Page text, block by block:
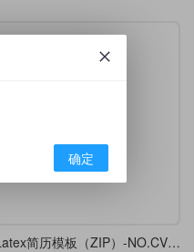
Latex简历模板（ZIP）-NO.CV20260627
确定